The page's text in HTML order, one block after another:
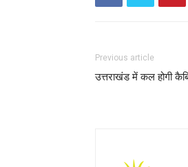
Previous article
उत्तराखंड में कल होगी